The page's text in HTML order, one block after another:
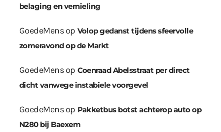
belaging en vernieling
GoedeMensop Volop gedanst tijdens sfeervolle
zomeravond op de Markt
GoedeMensop Coenraad Abelsstraat per direct
dicht vanwege instabiele voorgevel
GoedeMensop Pakketbus botst achterop auto op
N280 bij Baexem